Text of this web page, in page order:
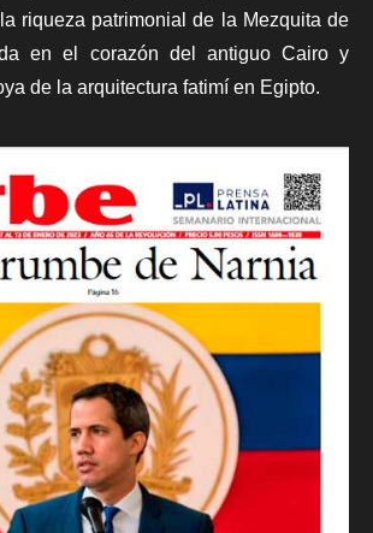
riqueza patrimonial de la Mezquita de
en el corazón del antiguo Cairo y
de la arquitectura fatimí en Egipto.